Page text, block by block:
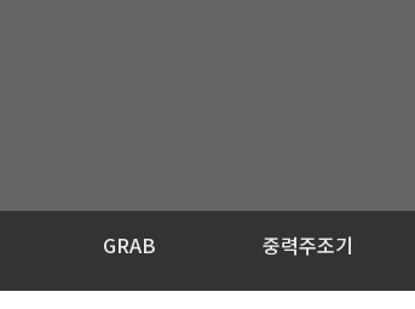
GRAB 중력주조기